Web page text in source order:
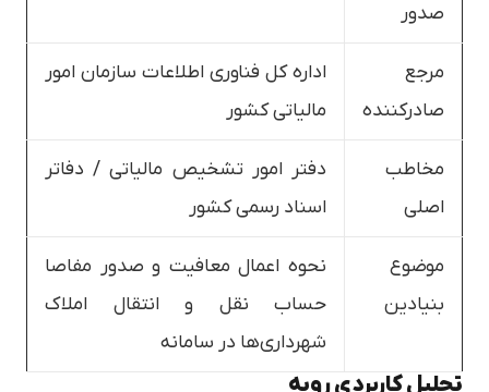
صدور
مرجع
صادرکننده
اداره کل فناوری اطلاعات سازمان امور
مالیاتی کشور
مخاطب
اصلی
دفتر امور تشخیص مالیاتی / دفاتر
اسناد رسمی کشور
موضوع
بنیادین
نحوه اعمال معافیت و صدور مفاصا
حساب نقل و انتقال املاک
شهرداری‌ها در سامانه
تحلیل کاربردی رویه